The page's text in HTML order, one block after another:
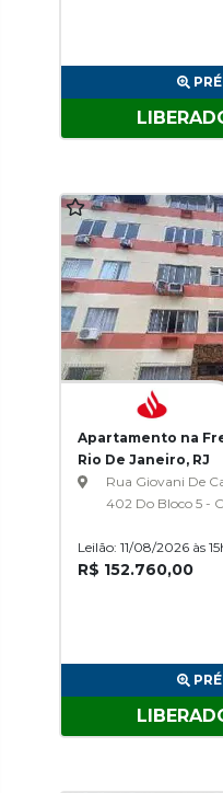
Apartamento na
Rio De Janeiro, RJ
Rua Giovani De
402 Do Bloco 5 -
Leilão: 11/08/2026 às
R$ 152.760,00